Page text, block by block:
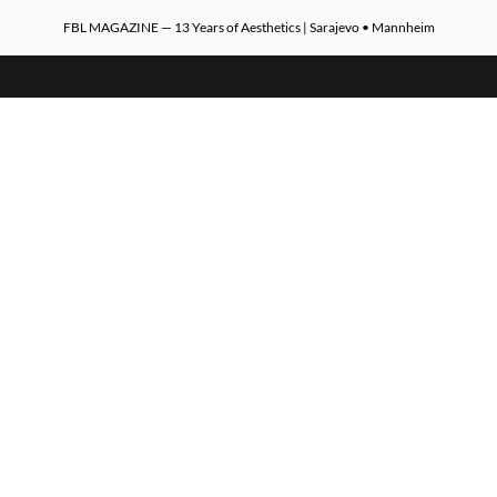
FBL MAGAZINE — 13 Years of Aesthetics | Sarajevo • Mannheim